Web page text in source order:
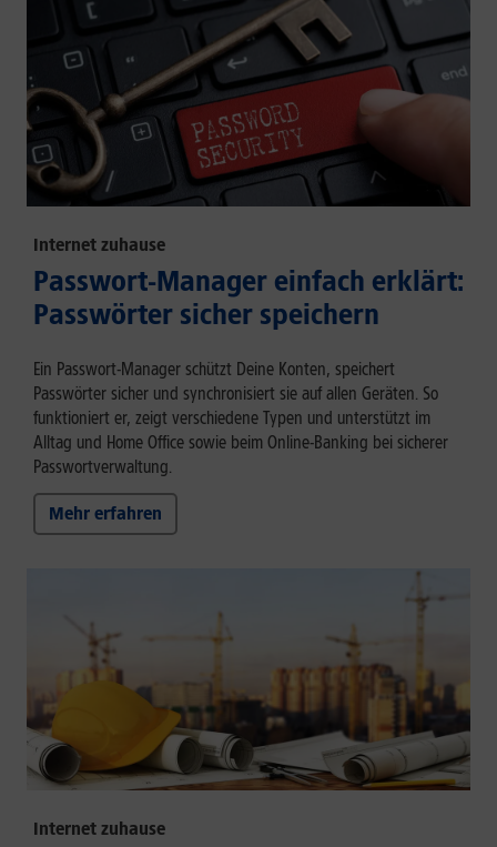
Internet zuhause
Passwort-Manager einfach erklärt:
Passwörter sicher speichern
Ein Passwort-Manager schützt Deine Konten, speichert
Passwörter sicher und synchronisiert sie auf allen Geräten. So
funktioniert er, zeigt verschiedene Typen und unterstützt im
Alltag und Home Office sowie beim Online-Banking bei sicherer
Passwortverwaltung.
Mehr erfahren
Internet zuhause